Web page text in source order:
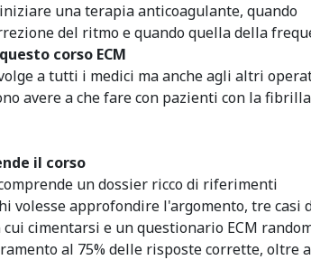
una terapia anticoagulante, quando
del ritmo e quando quella della
corso ECM
a tutti i medici ma anche agli altri
avere a che fare con pazienti con la
il corso
un dossier ricco di riferimenti
volesse approfondire l'argomento, tre casi
cimentarsi e un questionario ECM
al 75% delle risposte corrette, oltre